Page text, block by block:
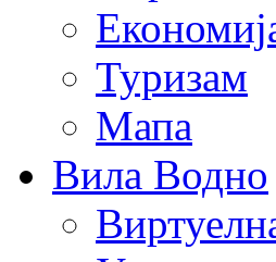
Туризам
Мапа
Вила Водно